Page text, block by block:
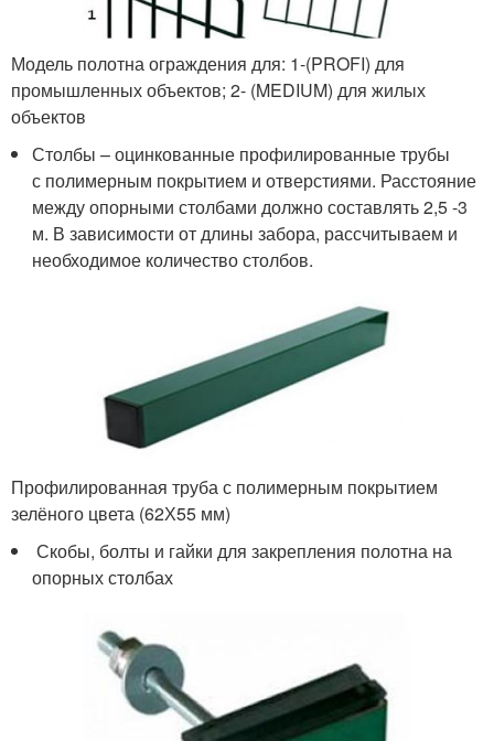
Модель полотна ограждения для: 1-(PROFI) для
промышленных объектов; 2- (MEDIUM) для жилых
объектов
Столбы – оцинкованные профилированные трубы
с полимерным покрытием и отверстиями. Расстояние
между опорными столбами должно составлять 2,5 -3
м. В зависимости от длины забора, рассчитываем и
необходимое количество столбов.
Профилированная труба с полимерным покрытием
зелёного цвета (62Х55 мм)
Скобы, болты и гайки для закрепления полотна на
опорных столбах